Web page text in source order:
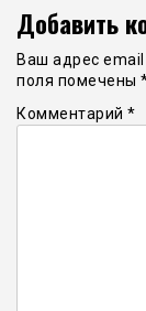
Добавить
Ваш адрес email
поля помечены
Комментарий *